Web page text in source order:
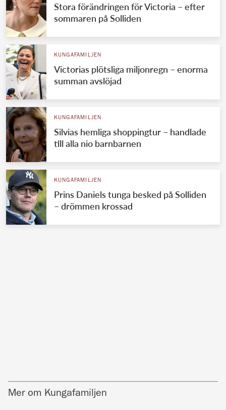
Stora förändringen för Victoria – efter
sommaren på Solliden
KUNGAFAMILJEN
Victorias plötsliga miljonregn – enorma
summan avslöjad
KUNGAFAMILJEN
Silvias hemliga shoppingtur – handlade
till alla nio barnbarnen
KUNGAFAMILJEN
Prins Daniels tunga besked på Solliden
– drömmen krossad
Mer om Kungafamiljen